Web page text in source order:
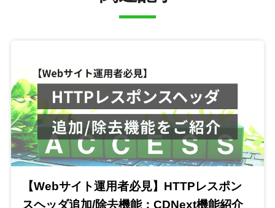
【Webサイト運用者必見】HTTPレスポン
スヘッダ追加/除去機能：CDNext機能紹介